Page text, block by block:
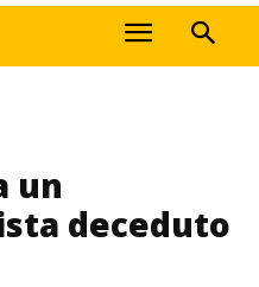
un
deceduto